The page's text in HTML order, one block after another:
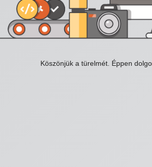
Köszönjük a türelmét. Éppen